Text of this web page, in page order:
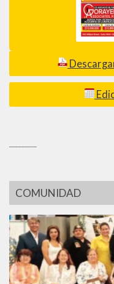
COMUNIDAD